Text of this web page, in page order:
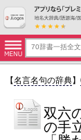
【名言名句の辞典】
双六
の手